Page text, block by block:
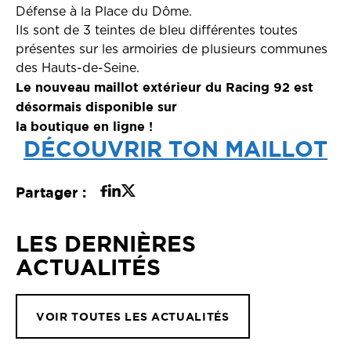
Défense à la Place du Dôme.
Ils sont de 3 teintes de bleu différentes toutes
présentes sur les armoiries de plusieurs communes
des Hauts-de-Seine.
Le nouveau maillot extérieur du Racing 92 est
désormais disponible sur
la boutique en ligne !
DÉCOUVRIR TON MAILLOT
Partager :
LES DERNIÈRES
ACTUALITÉS
VOIR TOUTES LES ACTUALITÉS